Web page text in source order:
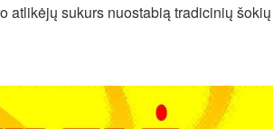
atlikėjų sukurs nuostabią tradicinių